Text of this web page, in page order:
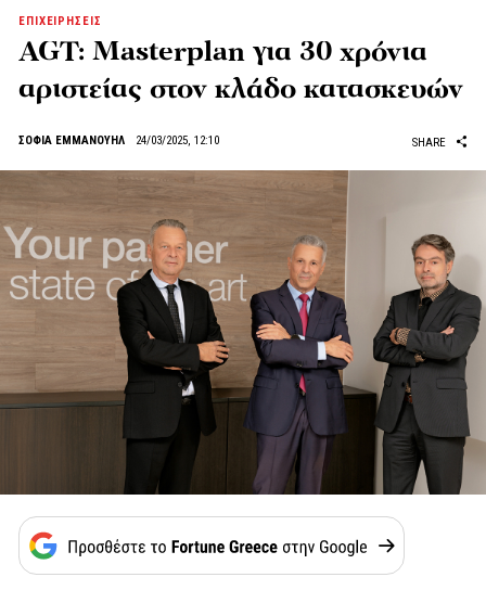
ΕΠΙΧΕΙΡΗΣΕΙΣ
AGT: Masterplan για 30 χρόνια
αριστείας στον κλάδο κατασκευών
ΣΟΦΙΑ ΕΜΜΑΝΟΥΗΛ 24/03/2025, 12:10 SHARE